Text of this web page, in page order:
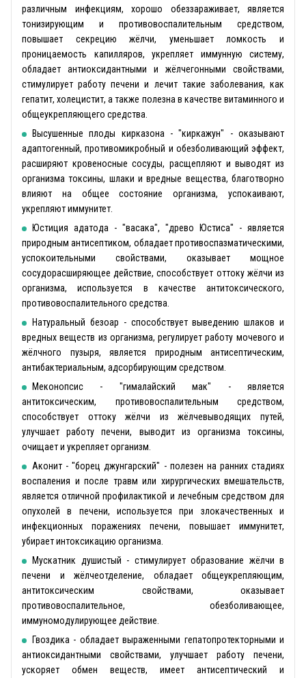
различным инфекциям, хорошо обеззараживает, является
тонизирующим и противовоспалительным средством,
повышает секрецию жёлчи, уменьшает ломкость и
проницаемость капилляров, укрепляет иммунную систему,
обладает антиоксидантными и жёлчегонными свойствами,
стимулирует работу печени и лечит такие заболевания, как
гепатит, холецистит, а также полезна в качестве витаминного и
общеукрепляющего средства.
Высушенные плоды кирказона - "киркажун" - оказывают
адаптогенный, противомикробный и обезболивающий эффект,
расширяют кровеносные сосуды, расщепляют и выводят из
организма токсины, шлаки и вредные вещества, благотворно
влияют на общее состояние организма, успокаивают,
укрепляют иммунитет.
Юстиция адатода - "васака", "древо Юстиса" - является
природным антисептиком, обладает противоспазматическими,
успокоительными свойствами, оказывает мощное
сосудорасширяющее действие, способствует оттоку жёлчи из
организма, используется в качестве антитоксического,
противовоспалительного средства.
Натуральный безоар - способствует выведению шлаков и
вредных веществ из организма, регулирует работу мочевого и
жёлчного пузыря, является природным антисептическим,
антибактериальным, адсорбирующим средством.
Меконопсис - "гималайский мак" - является
антитоксическим, противовоспалительным средством,
способствует оттоку жёлчи из жёлчевыводящих путей,
улучшает работу печени, выводит из организма токсины,
очищает и укрепляет организм.
Аконит - "борец джунгарский" - полезен на ранних стадиях
воспаления и после травм или хирургических вмешательств,
является отличной профилактикой и лечебным средством для
опухолей в печени, используется при злокачественных и
инфекционных поражениях печени, повышает иммунитет,
убирает интоксикацию организма.
Мускатник душистый - стимулирует образование жёлчи в
печени и жёлчеотделение, обладает общеукрепляющим,
антитоксическим свойствами, оказывает
противовоспалительное, обезболивающее,
иммуномодулирующее действие.
Гвоздика - обладает выраженными гепатопротекторными и
антиоксидантными свойствами, улучшает работу печени,
ускоряет обмен веществ, имеет антисептический и